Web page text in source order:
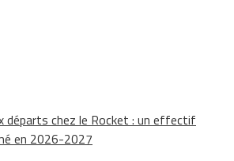
départs chez le Rocket : un effectif
en 2026-2027